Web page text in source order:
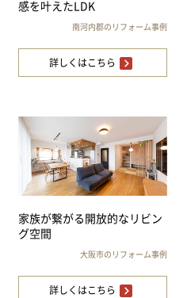
感を叶えたLDK
南河内郡のリフォーム事例
詳しくはこちら
家族が繋がる開放的なリビン
グ空間
大阪市のリフォーム事例
詳しくはこちら